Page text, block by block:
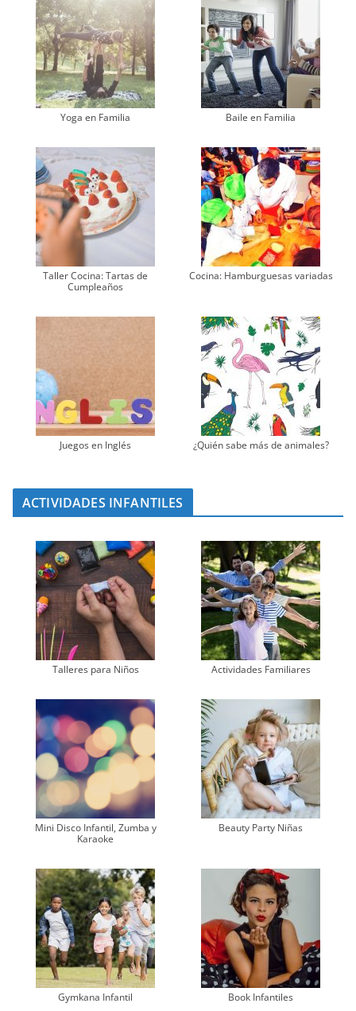
Yoga en Familia Baile en Familia
Taller Cocina: Tartas de
Cumpleaños
Cocina: Hamburguesas variadas
Juegos en Inglés ¿Quién sabe más de animales?
ACTIVIDADES INFANTILES
Talleres para Niños Actividades Familiares
Mini Disco Infantil, Zumba y
Karaoke
Beauty Party Niñas
Gymkana Infantil Book Infantiles